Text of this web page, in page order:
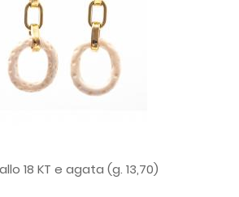
18 KT e agata (g. 13,70)